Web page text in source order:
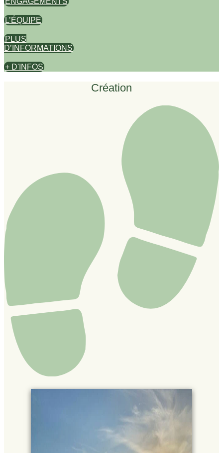
L’ÉQUIPE
PLUS
D’INFORMATIONS
+ D'INFOS
Création